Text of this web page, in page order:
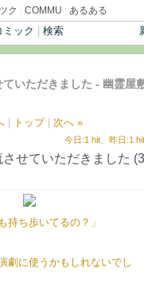
ク COMMU あるある
ミック 検索
いただきました - 幽霊屋
トップ 次へ »
今日:1 hit、昨日:1
せていただきました (3
持ち歩いてるの？」
劇に使うかもしれないでし